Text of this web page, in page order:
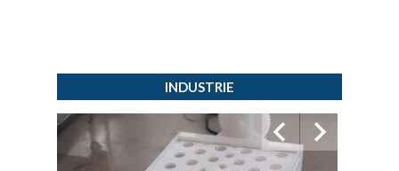
INDUSTRIE